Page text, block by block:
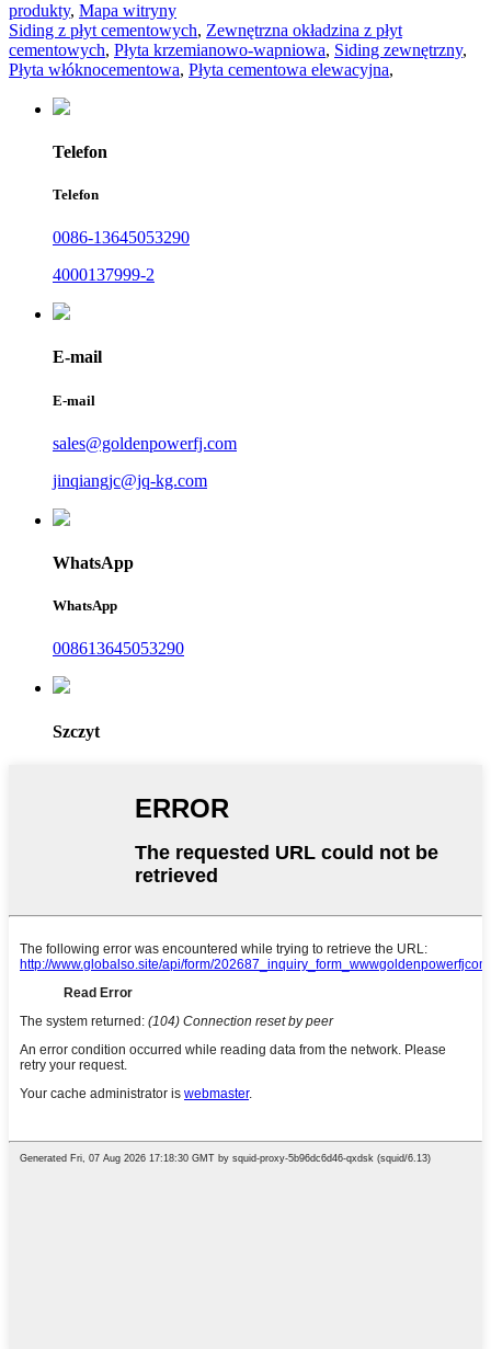
produkty, Mapa witryny
Siding z płyt cementowych, Zewnętrzna okładzina z płyt
cementowych, Płyta krzemianowo-wapniowa, Siding zewnętrzny,
Płyta włóknocementowa, Płyta cementowa elewacyjna,
Telefon
Telefon
0086-13645053290
4000137999-2
E-mail
E-mail
sales@goldenpowerfj.com
jinqiangjc@jq-kg.com
WhatsApp
WhatsApp
008613645053290
Szczyt